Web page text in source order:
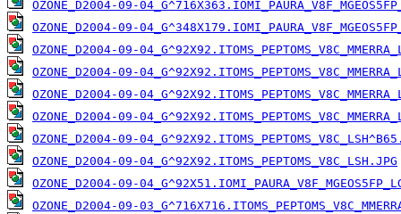
OZONE_D2004-09-
OZONE_D2004-09-
OZONE_D2004-09-
OZONE_D2004-09-
OZONE_D2004-09-
OZONE_D2004-09-
OZONE_D2004-09-
OZONE_D2004-09-04_G^92X92.ITOMS_PEPTOMS_V8C_LSH.JPG
OZONE_D2004-09-
OZONE_D2004-09-